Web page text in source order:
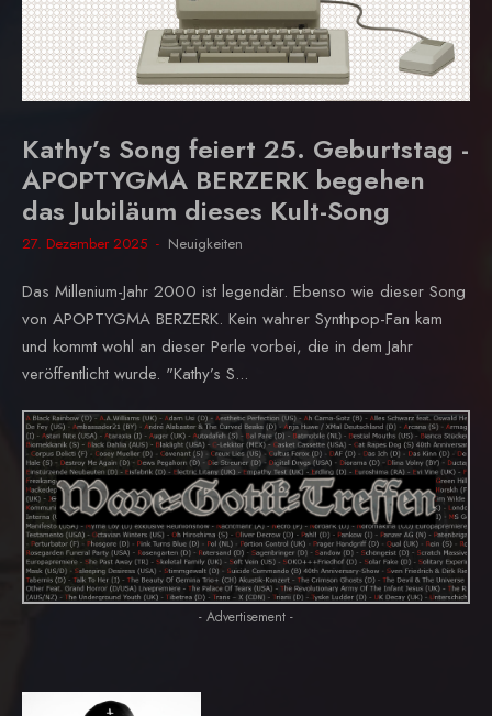
Kathy’s Song feiert 25. Geburtstag -
APOPTYGMA BERZERK begehen
das Jubiläum dieses Kult-Song
27. Dezember 2025 Neuigkeiten
Das Millenium-Jahr 2000 ist legendär. Ebenso wie dieser Song
von APOPTYGMA BERZERK. Kein wahrer Synthpop-Fan kam
und kommt wohl an dieser Perle vorbei, die in dem Jahr
veröffentlicht wurde. "Kathy’s S...
- Advertisement -